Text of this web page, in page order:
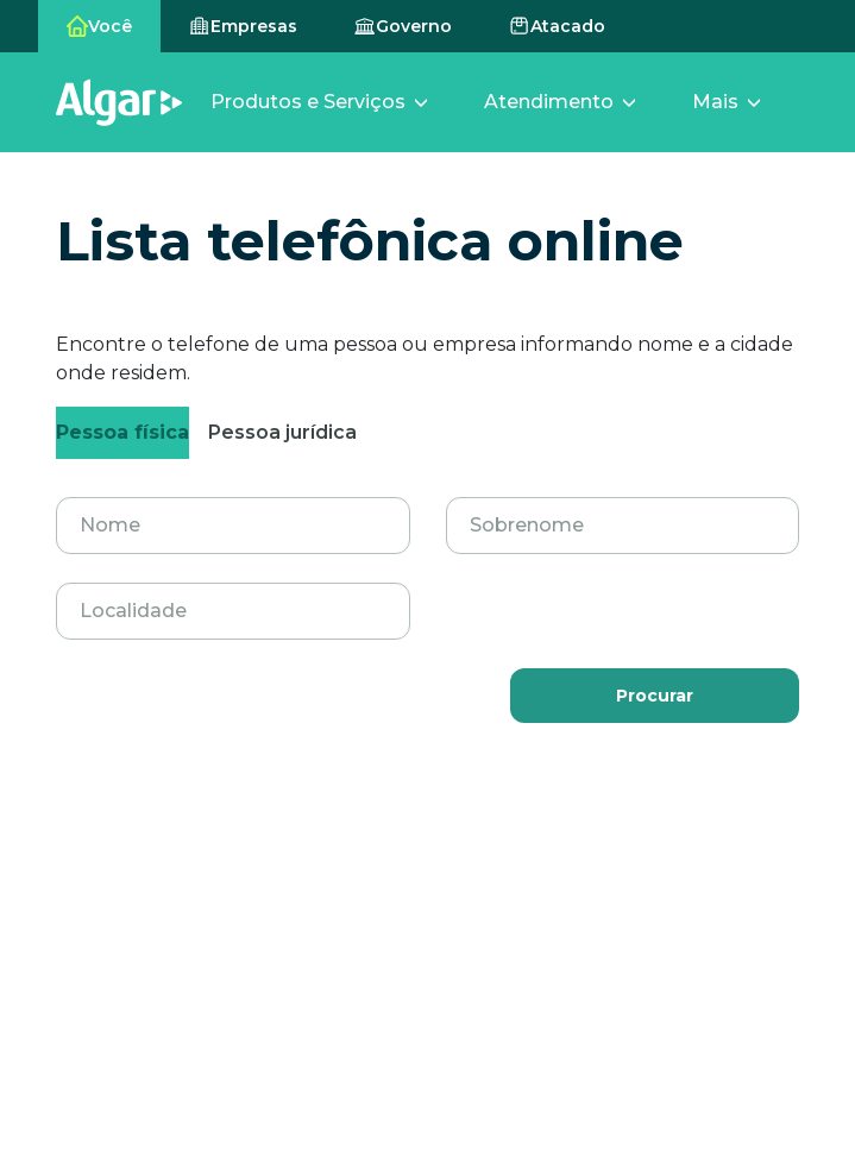
Você Empresas Governo Atacado
Produtos e Serviços Atendimento Mais
Lista telefônica online
Encontre o telefone de uma pessoa ou empresa informando nome e a cidade
onde residem.
Pessoa física Pessoa jurídica
Nome Sobrenome
Localidade
Procurar